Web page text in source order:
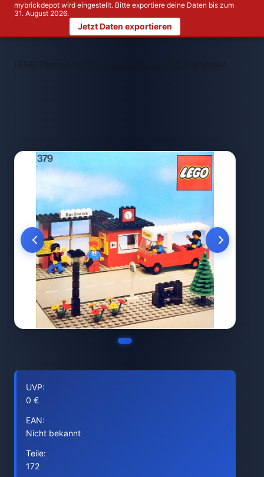
mybrickdepot wird eingestellt. Bitte exportiere deine Daten bis zum
31. August 2026.
Jetzt Daten exportieren
LEGO Themen > LEGO 379 Bus Station
UVP:
0 €
EAN:
Nicht bekannt
Teile:
172